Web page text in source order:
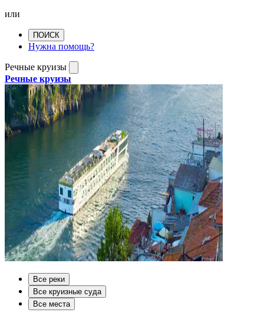
или
ПОИСК
Нужна помощь?
Речные круизы
Речные круизы
Все реки
Все круизные суда
Все места